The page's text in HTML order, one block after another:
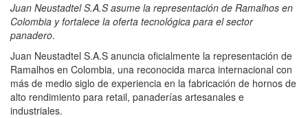
Juan Neustadtel S.A.S asume la representación de Ramalhos en
Colombia y fortalece la oferta tecnológica para el sector
panadero.
Juan Neustadtel S.A.S anuncia oficialmente la representación de
Ramalhos en Colombia, una reconocida marca internacional con
más de medio siglo de experiencia en la fabricación de hornos de
alto rendimiento para retail, panaderías artesanales e
industriales.